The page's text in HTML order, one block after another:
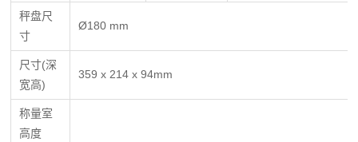
秤盘尺
寸
Ø180 mm
尺寸(深
宽高)
359 x 214 x 94mm
称量室
高度